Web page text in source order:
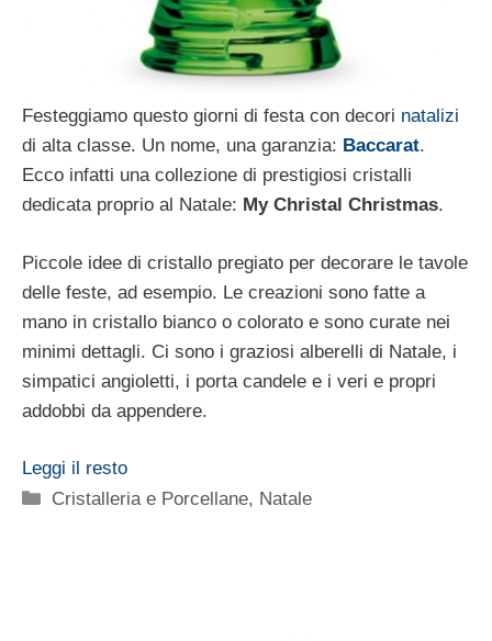
Festeggiamo questo giorni di festa con decori natalizi
di alta classe. Un nome, una garanzia: Baccarat.
Ecco infatti una collezione di prestigiosi cristalli
dedicata proprio al Natale: My Christal Christmas.
Piccole idee di cristallo pregiato per decorare le tavole
delle feste, ad esempio. Le creazioni sono fatte a
mano in cristallo bianco o colorato e sono curate nei
minimi dettagli. Ci sono i graziosi alberelli di Natale, i
simpatici angioletti, i porta candele e i veri e propri
addobbi da appendere.
Leggi il resto
Categorie
Cristalleria e Porcellane, Natale